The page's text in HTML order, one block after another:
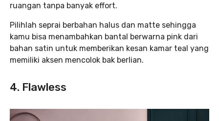
ruangan tanpa banyak effort.
Pilihlah seprai berbahan halus dan matte sehingga
kamu bisa menambahkan bantal berwarna pink dari
bahan satin untuk memberikan kesan kamar teal yang
memiliki aksen mencolok bak berlian.
4. Flawless